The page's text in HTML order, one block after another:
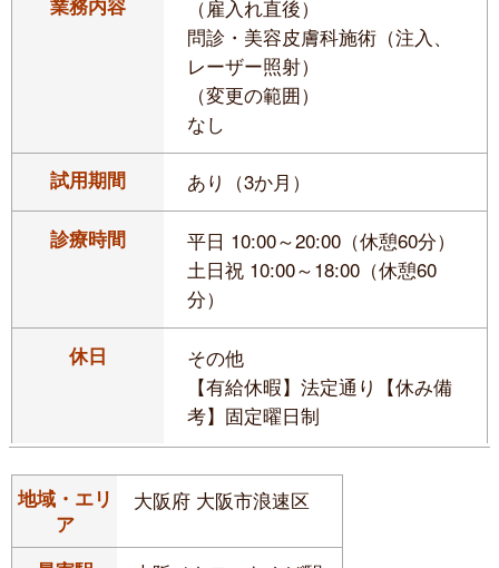
（雇入れ直後）
問診・美容皮膚科施術（注入、
レーザー照射）
（変更の範囲）
なし
試用期間 あり（3か月）
診療時間
平日 10:00～20:00（休憩60分）
土日祝 10:00～18:00（休憩60
分）
休日
その他
【有給休暇】法定通り【休み備
考】固定曜日制
地域・エリ
ア
大阪府 大阪市浪速区